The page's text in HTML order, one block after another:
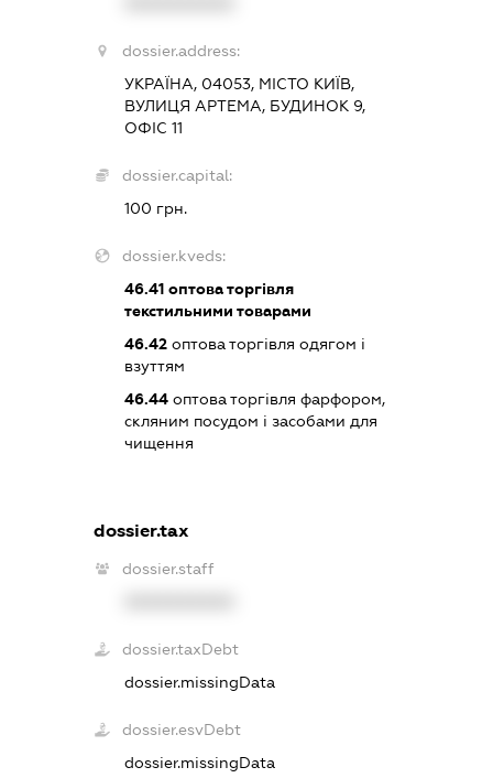
dossier.address:
УКРАЇНА, 04053, МІСТО КИЇВ,
ВУЛИЦЯ АРТЕМА, БУДИНОК 9,
ОФІС 11
dossier.capital:
100 грн.
dossier.kveds:
46.41 оптова торгівля
текстильними товарами
46.42 оптова торгівля одягом і
взуттям
46.44 оптова торгівля фарфором,
скляним посудом і засобами для
чищення
dossier.tax
dossier.staff
dossier.taxDebt
dossier.missingData
dossier.esvDebt
dossier.missingData